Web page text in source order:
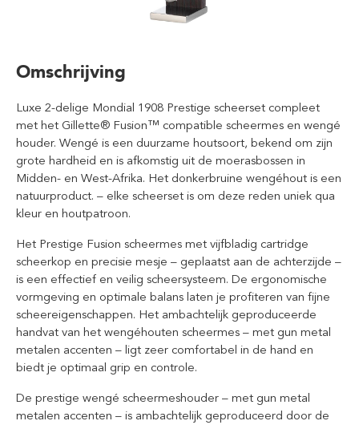
Omschrijving
Luxe 2-delige Mondial 1908 Prestige scheerset compleet
met het Gillette® Fusion™ compatible scheermes en wengé
houder. Wengé is een duurzame houtsoort, bekend om zijn
grote hardheid en is afkomstig uit de moerasbossen in
Midden- en West-Afrika. Het donkerbruine wengéhout is een
natuurproduct. – elke scheerset is om deze reden uniek qua
kleur en houtpatroon.
Het Prestige Fusion scheermes met vijfbladig cartridge
scheerkop en precisie mesje – geplaatst aan de achterzijde –
is een effectief en veilig scheersysteem. De ergonomische
vormgeving en optimale balans laten je profiteren van fijne
scheereigenschappen. Het ambachtelijk geproduceerde
handvat van het wengéhouten scheermes – met gun metal
metalen accenten – ligt zeer comfortabel in de hand en
biedt je optimaal grip en controle.
De prestige wengé scheermeshouder – met gun metal
metalen accenten – is ambachtelijk geproduceerd door de